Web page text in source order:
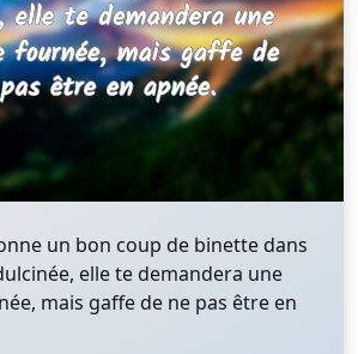
un bon coup de binette dans
elle te demandera une
mais gaffe de ne pas être en